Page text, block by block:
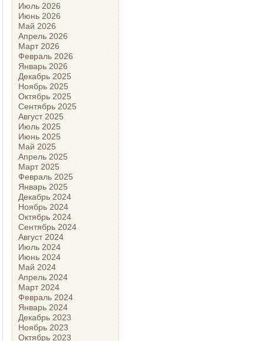
Июль 2026
Июнь 2026
Май 2026
Апрель 2026
Март 2026
Февраль 2026
Январь 2026
Декабрь 2025
Ноябрь 2025
Октябрь 2025
Сентябрь 2025
Август 2025
Июль 2025
Июнь 2025
Май 2025
Апрель 2025
Март 2025
Февраль 2025
Январь 2025
Декабрь 2024
Ноябрь 2024
Октябрь 2024
Сентябрь 2024
Август 2024
Июль 2024
Июнь 2024
Май 2024
Апрель 2024
Март 2024
Февраль 2024
Январь 2024
Декабрь 2023
Ноябрь 2023
Октябрь 2023